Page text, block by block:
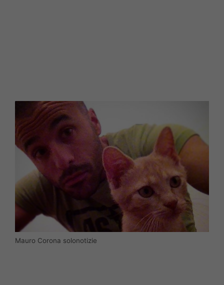
Mauro Corona solonotizie